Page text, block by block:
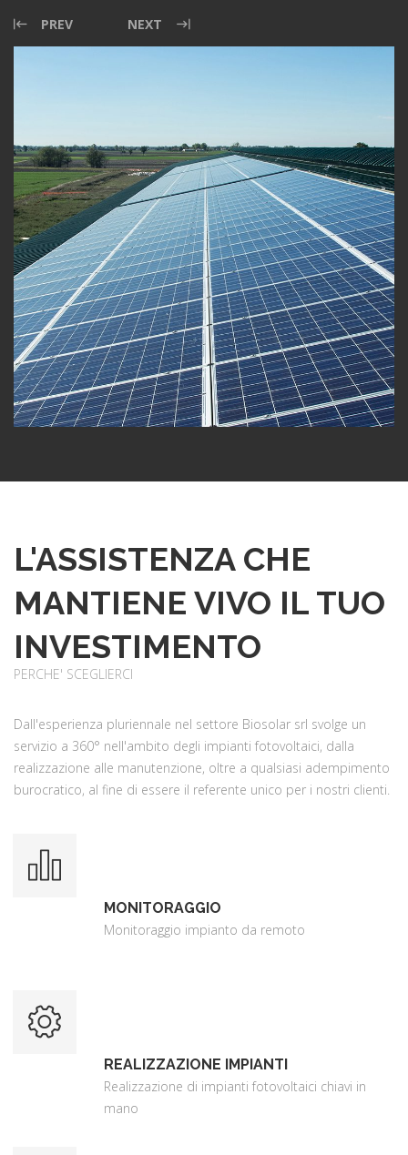
PREV NEXT
L'ASSISTENZA CHE
MANTIENE VIVO IL TUO
INVESTIMENTO
PERCHE' SCEGLIERCI
Dall'esperienza pluriennale nel settore Biosolar srl svolge un
servizio a 360° nell'ambito degli impianti fotovoltaici, dalla
realizzazione alle manutenzione, oltre a qualsiasi adempimento
burocratico, al fine di essere il referente unico per i nostri clienti.
MONITORAGGIO
Monitoraggio impianto da remoto
REALIZZAZIONE IMPIANTI
Realizzazione di impianti fotovoltaici chiavi in
mano